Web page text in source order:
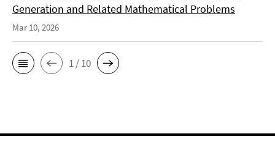
Generation and Related Mathematical Problems
Mar 10, 2026
1 / 10